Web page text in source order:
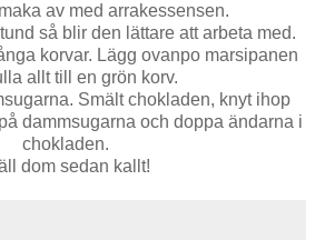
av med arrakessensen.
så blir den lättare att arbeta med.
korvar. Lägg ovanpo marsipanen
allt till en grön korv.
Smält chokladen, knyt ihop
dammsugarna och doppa ändarna i
chokladen.
dom sedan kallt!